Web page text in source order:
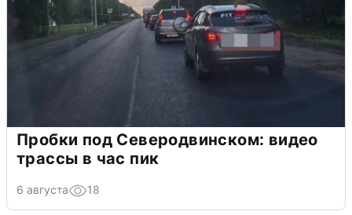
Пробки под Северодвинском: видео
трассы в час пик
6 августа 18